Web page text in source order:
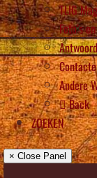
TLIG
Foto’s
Andere
Back
ZOEKEN
× Close Panel